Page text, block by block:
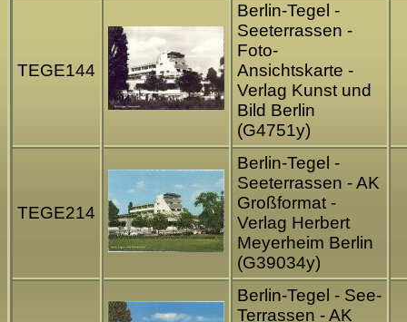
TEGE144
Berlin-Tegel -
Seeterrassen -
Foto-
Ansichtskarte -
Verlag Kunst und
Bild Berlin
(G4751y)
TEGE214
Berlin-Tegel -
Seeterrassen - AK
Großformat -
Verlag Herbert
Meyerheim Berlin
(G39034y)
Berlin-Tegel - See-
Terrassen - AK